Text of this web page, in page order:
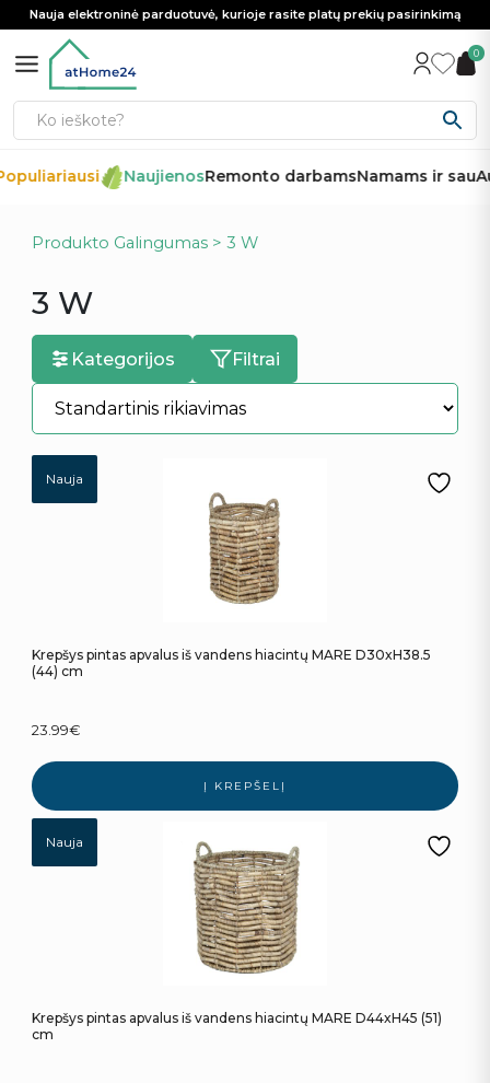
Nauja elektroninė parduotuvė, kurioje rasite platų prekių pasirinkimą
0
NaujienosRemonto darbamsNamams ir sau
Produkto Galingumas > 3 W
3 W
Kategorijos Filtrai
Nauja
Krepšys pintas apvalus iš vandens hiacintų MARE D30xH38.5
(44) cm
23.99€
Į KREPŠELĮ
Nauja
Krepšys pintas apvalus iš vandens hiacintų MARE D44xH45 (51)
cm